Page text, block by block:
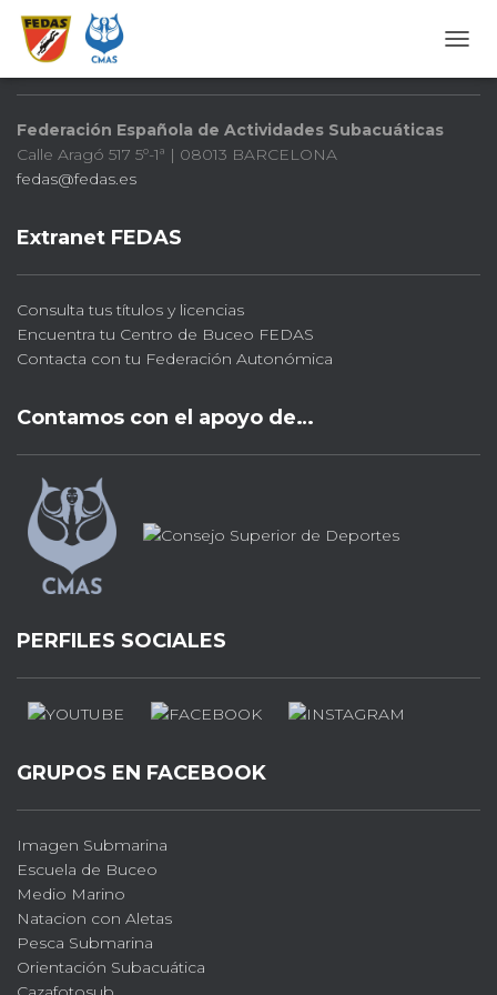
FEDAS
Federación Española de Actividades Subacuáticas
Calle Aragó 517 5º-1ª | 08013 BARCELONA
fedas@fedas.es
Extranet FEDAS
Consulta tus títulos y licencias
Encuentra tu Centro de Buceo FEDAS
Contacta con tu Federación Autonómica
Contamos con el apoyo de…
PERFILES SOCIALES
GRUPOS EN FACEBOOK
Imagen Submarina
Escuela de Buceo
Medio Marino
Natacion con Aletas
Pesca Submarina
Orientación Subacuática